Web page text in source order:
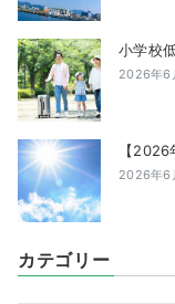
小学校
2026年6
【
2026年6
カテゴリー